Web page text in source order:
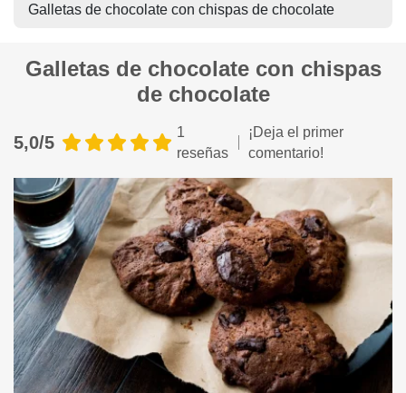
Galletas de chocolate con chispas de chocolate
Galletas de chocolate con chispas
de chocolate
5,0/5
1
reseñas
¡Deja el primer
comentario!
Receta paso a paso de galletas de chocolate para